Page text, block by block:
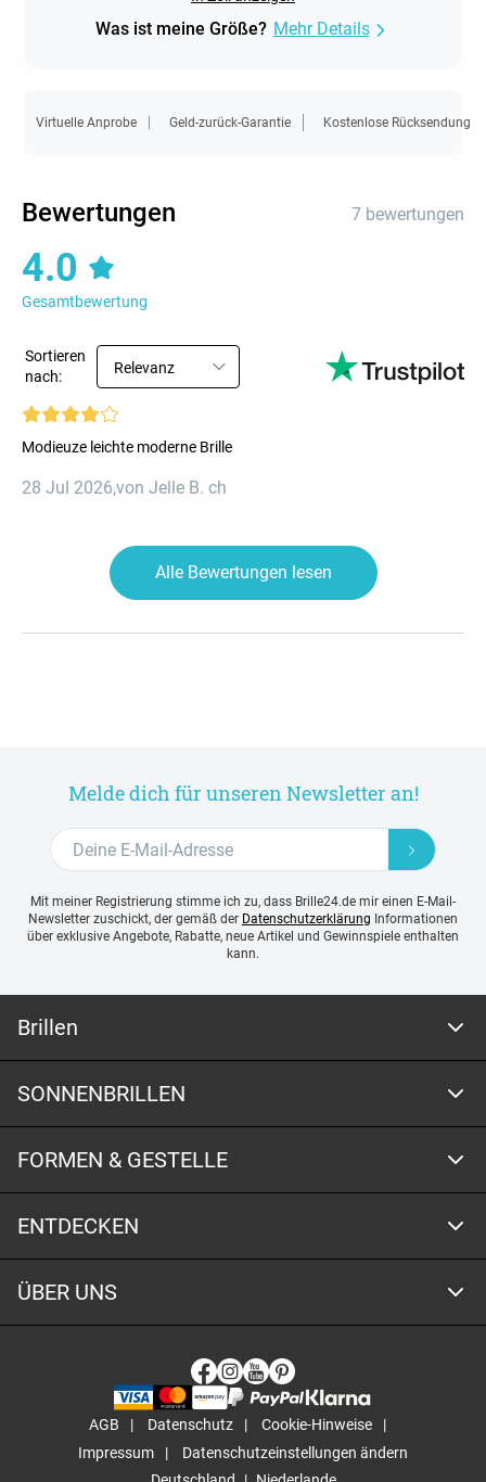
Was ist meine Größe? Mehr Details
Virtuelle Anprobe Geld-zurück-Garantie Kostenlose Rücksendung
Bewertungen 7 bewertungen
4.0
Gesamtbewertung
Sortieren
nach:
Relevanz
Modieuze leichte moderne Brille
28 Jul 2026,von Jelle B. ch
Alle Bewertungen lesen
Melde dich für unseren Newsletter an!
Mit meiner Registrierung stimme ich zu, dass Brille24.de mir einen E-Mail-
Newsletter zuschickt, der gemäß der Datenschutzerklärung Informationen
über exklusive Angebote, Rabatte, neue Artikel und Gewinnspiele enthalten
kann.
Brillen
SONNENBRILLEN
FORMEN & GESTELLE
ENTDECKEN
ÜBER UNS
AGB Datenschutz
Cookie-Hinweise
Impressum
Datenschutzeinstellungen ändern